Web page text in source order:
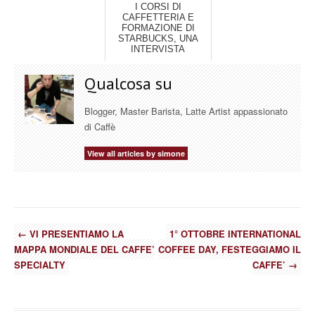
I CORSI DI
CAFFETTERIA E
FORMAZIONE DI
STARBUCKS, UNA
INTERVISTA
Qualcosa su
Blogger, Master Barista, Latte Artist appassionato
di Caffè
View all articles by simone
←VI PRESENTIAMO LA
MAPPA MONDIALE DEL CAFFE’
SPECIALTY
1° OTTOBRE INTERNATIONAL
COFFEE DAY, FESTEGGIAMO IL
CAFFE’→